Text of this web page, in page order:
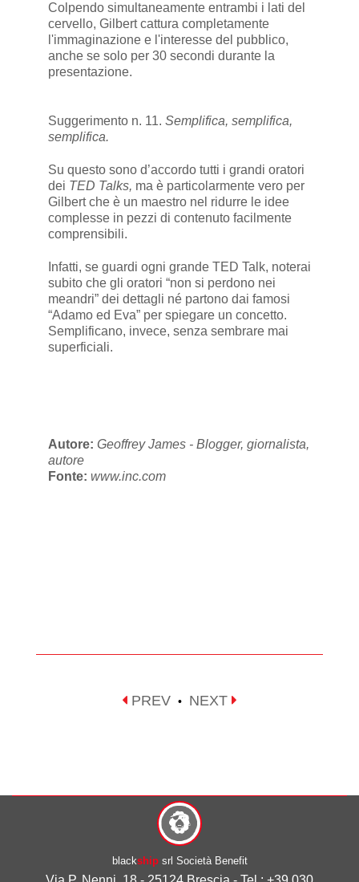
Colpendo simultaneamente entrambi i lati del
cervello, Gilbert cattura completamente
l'immaginazione e l'interesse del pubblico,
anche se solo per 30 secondi durante la
presentazione.
Suggerimento n. 11. Semplifica, semplifica,
semplifica.
Su questo sono d’accordo tutti i grandi oratori
dei TED Talks, ma è particolarmente vero per
Gilbert che è un maestro nel ridurre le idee
complesse in pezzi di contenuto facilmente
comprensibili.
Infatti, se guardi ogni grande TED Talk, noterai
subito che gli oratori “non si perdono nei
meandri” dei dettagli né partono dai famosi
“Adamo ed Eva” per spiegare un concetto.
Semplificano, invece, senza sembrare mai
superficiali.
Autore: Geoffrey James - Blogger, giornalista,
autore
Fonte: www.inc.com
PREV • NEXT
blackshipsrl Società Benefit